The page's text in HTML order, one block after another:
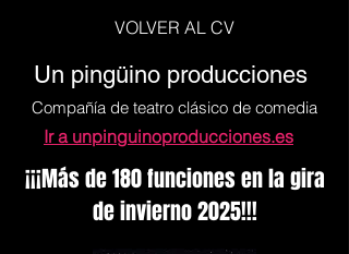
VOLVER AL CV
Un pingüino producciones
Compañía de teatro clásico de comedia
Ir a unpinguinoproducciones.es
¡¡¡Más de 180 funciones en la gira
de invierno 2025!!!